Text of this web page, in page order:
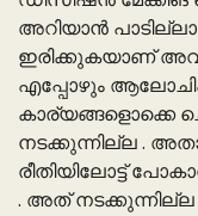
അറിയാൻ
ഇരിക്കുകയാണ്
എപ്പോഴും
കാര്യങ്ങളൊക്കെ
നടക്കുന്നില്ല .
രീതിയിലോട്ട്
. അത് നടക്കുന്നില്ല